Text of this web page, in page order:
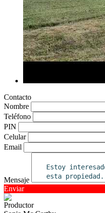
Contacto
Nombre
Teléfono
PIN
Celular
Email
Mensaje
Enviar
Productor